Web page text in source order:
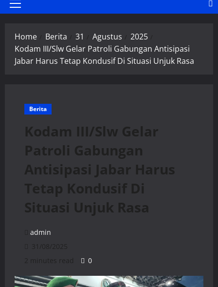
Primary
Home Berita 31 Agustus
2025
Kodam III/Slw Gelar Patroli Gabungan Antisipasi
Jabar Harus Tetap Kondusif Di Situasi Unjuk Rasa
Berita
Kodam III/Slw Gelar
Patroli Gabungan
Antisipasi Jabar Harus
Tetap Kondusif Di
Situasi Unjuk Rasa
admin
31/08/2025
2 minutes read
0